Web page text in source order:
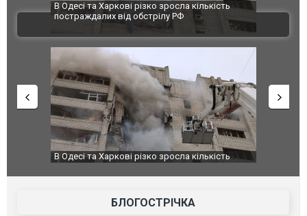
В Одесі та Харкові різко зросла кількість
постраждалих від обстрілу РФ
Ворог
двоє
після
ВІДЕО
В Одесі та Харкові різко зросла кількість
У
БЛОГОСТРІЧКА